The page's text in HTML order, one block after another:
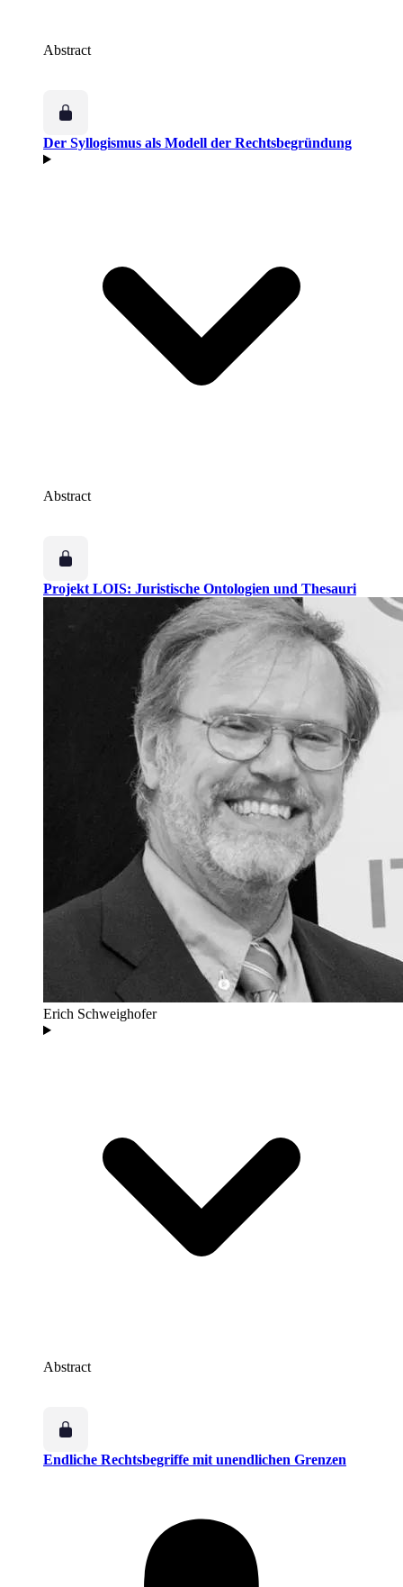
Abstract
Der Syllogismus als Modell der Rechtsbegründung
Abstract
Projekt LOIS: Juristische Ontologien und Thesauri
Erich Schweighofer
Abstract
Endliche Rechtsbegriffe mit unendlichen Grenzen